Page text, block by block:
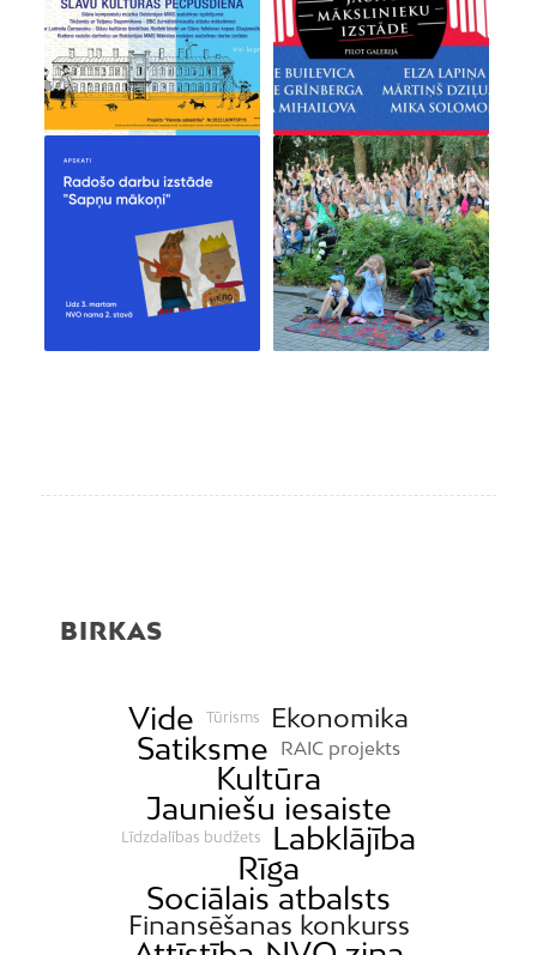
BIRKAS
Vide Tūrisms Ekonomika
Satiksme RAIC projekts
Kultūra
Jauniešu iesaiste
Līdzdalības budžets
Labklājība
Rīga
Sociālais atbalsts
Finansēšanas konkurss